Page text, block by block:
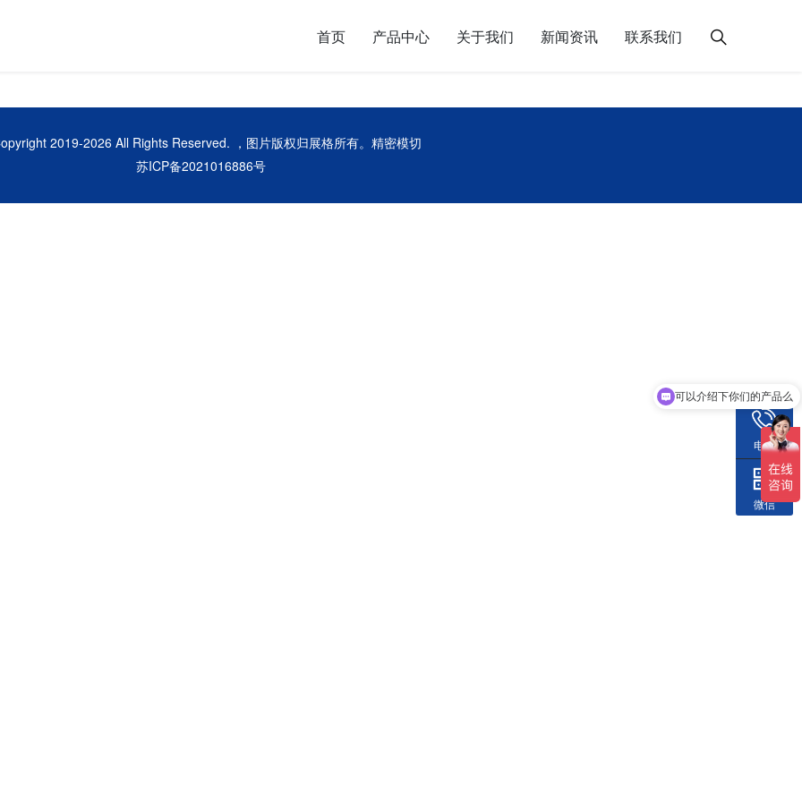
首页 产品中心 关于我们 新闻资讯 联系我们
2019-2026 All Rights Reserved. ，图片版权归展格所有。 精密模切
苏ICP备2021016886号
电话
微信
可以介绍下你们的产品么